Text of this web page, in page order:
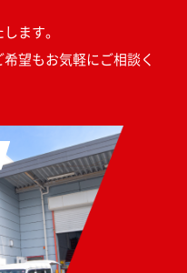
ます。
望もお気軽にご相談く